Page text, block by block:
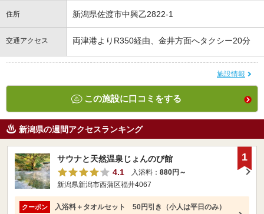
住所 新潟県佐渡市中興乙2822-1
交通アクセス 両津港よりR350経由、金井方面へタクシー20分
施設情報
この施設に口コミをする
新潟県の週間アクセスランキング
サウナと天然温泉じょんのび館
4.1
入浴料： 880円～
新潟県新潟市西蒲区福井4067
クーポン 入浴料＋タオルセット 50円引き（小人は平日のみ）
1